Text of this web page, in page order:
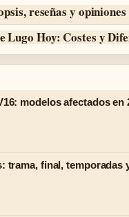
reseñas y opiniones
Lugo Hoy: Costes y
modelos afectados en
trama, final, temporadas